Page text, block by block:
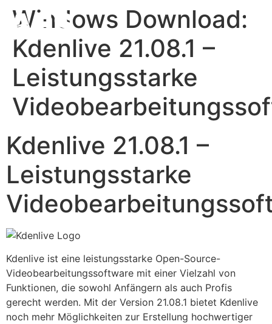
Windows Download:
Kdenlive 21.08.1 –
Leistungsstarke
Kdenlive 21.08.1 –
Leistungsstarke
Kdenlive ist eine leistungsstarke Open-Source-
Videobearbeitungssoftware mit einer Vielzahl von
Funktionen, die sowohl Anfängern als auch Profis
gerecht werden. Mit der Version 21.08.1 bietet Kdenlive
noch mehr Möglichkeiten zur Erstellung hochwertiger